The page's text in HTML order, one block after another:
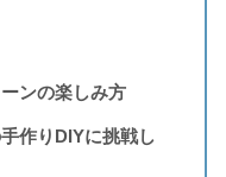
ンの楽しみ方
作りDIYに挑戦し